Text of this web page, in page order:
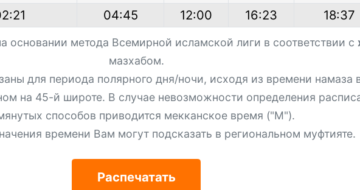
04:45 12:00 16:23 18:37
основании метода Всемирной исламской лиги в соответствии с
мазхабом.
для периода полярного дня/ночи, исходя из времени
на 45-й широте. В случае невозможности определения
способов приводится мекканское время ("М").
времени Вам могут подсказать в региональном муфтияте.
Распечатать